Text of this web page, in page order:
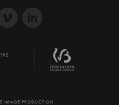
IMAGE PRODUCTION